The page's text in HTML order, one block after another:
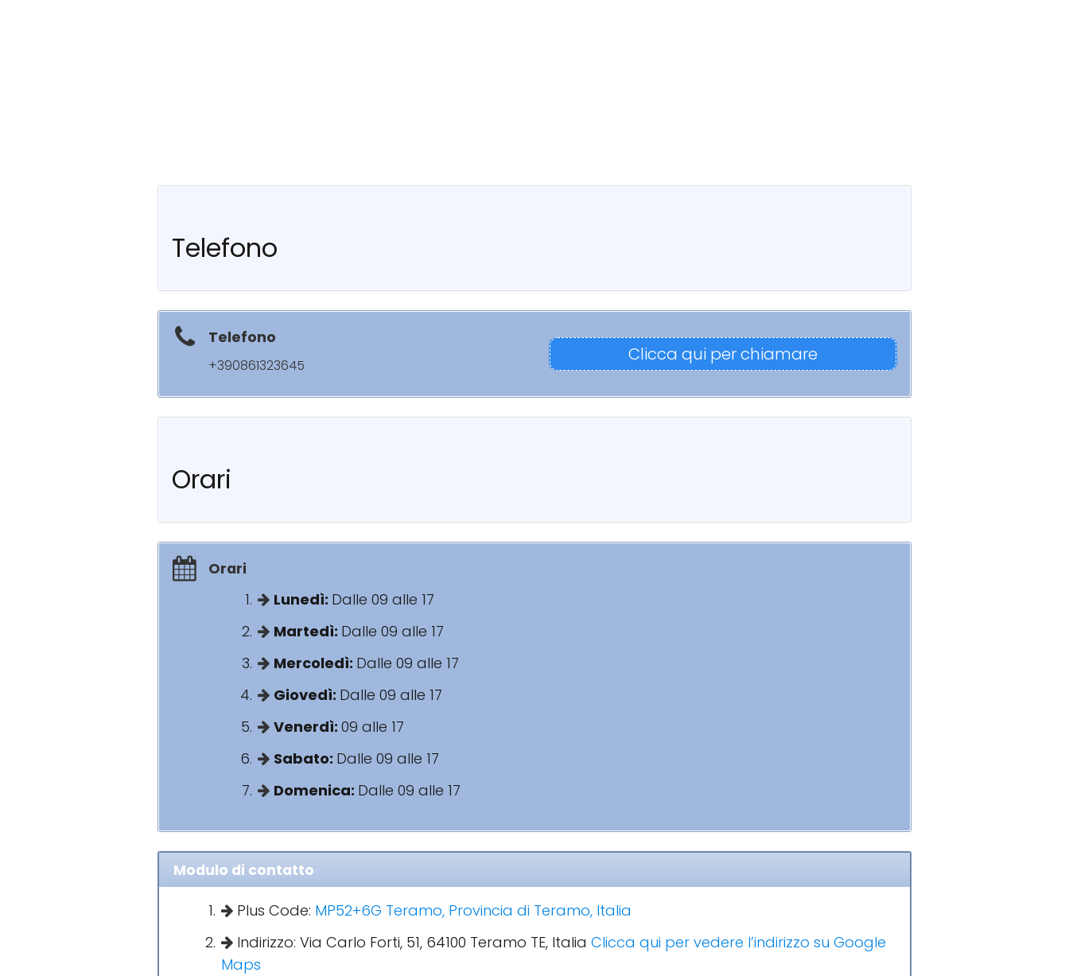
Telefono
Telefono
+390861323645
Clicca qui per chiamare
Orari
Orari
Lunedì: Dalle 09 alle 17
Martedì: Dalle 09 alle 17
Mercoledì: Dalle 09 alle 17
Giovedì: Dalle 09 alle 17
Venerdì: 09 alle 17
Sabato: Dalle 09 alle 17
Domenica: Dalle 09 alle 17
Modulo di contatto
Plus Code: MP52+6G Teramo, Provincia di Teramo, Italia
Indirizzo: Via Carlo Forti, 51, 64100 Teramo TE, Italia Clicca qui per vedere l’indirizzo su Google
Maps